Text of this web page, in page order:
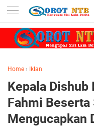
Home › Iklan
Kepala Dishub
Fahmi
Mengucapkan